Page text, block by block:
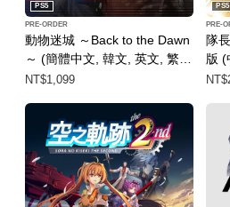
動物迷城 ～Back to the Dawn
～ (簡體中文, 韓文, 英文, 繁體
中文, 日文)
PS5
PRE-ORDER
NT$1,099
隊
版 (
PS5
PRE-